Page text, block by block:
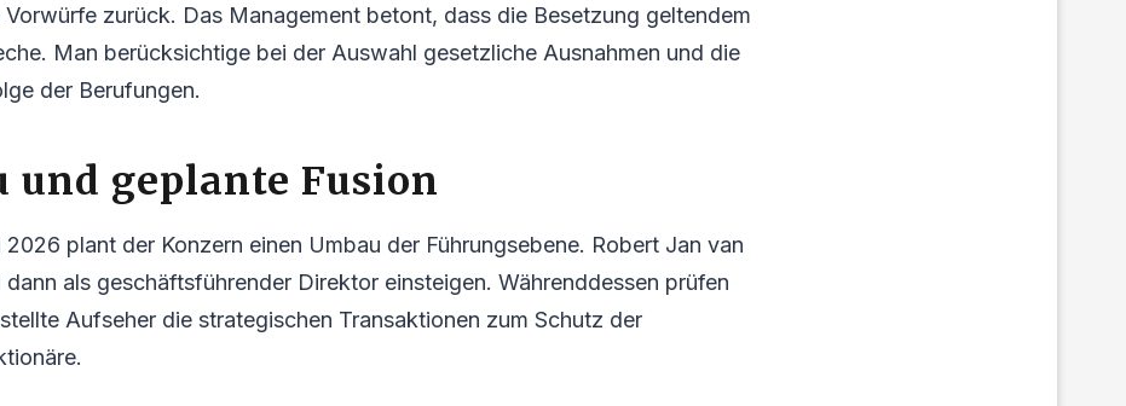
zurück. Das Management betont, dass die Besetzung geltendem
Man berücksichtige bei der Auswahl gesetzliche Ausnahmen und die
der Berufungen.
und geplante Fusion
2026 plant der Konzern einen Umbau der Führungsebene. Robert Jan van
dann als geschäftsführender Direktor einsteigen. Währenddessen prüfen
Aufseher die strategischen Transaktionen zum Schutz der